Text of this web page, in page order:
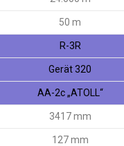
50 m
R-3R
Gerät 320
AA-2c „ATOLL“
3417 mm
127 mm